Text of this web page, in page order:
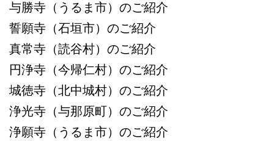
与勝寺（うるま市）のご紹介
誓願寺（石垣市）のご紹介
真常寺（読谷村）のご紹介
円浄寺（今帰仁村）のご紹介
城徳寺（北中城村）のご紹介
浄光寺（与那原町）のご紹介
浄願寺（うるま市）のご紹介